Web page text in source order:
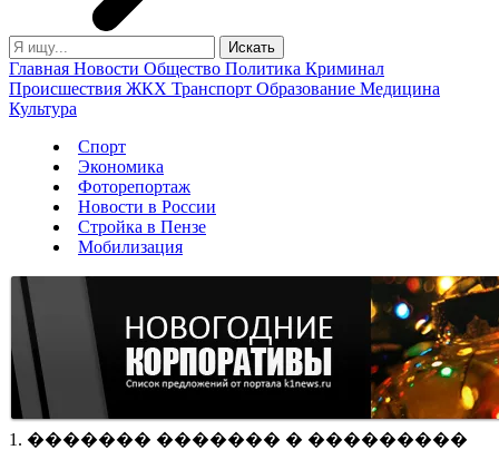
Главная Новости Общество Политика Криминал
Происшествия ЖКХ Транспорт Образование Медицина
Культура
Спорт
Экономика
Фоторепортаж
Новости в России
Стройка в Пензе
Мобилизация
1. ������� ������� � ���������